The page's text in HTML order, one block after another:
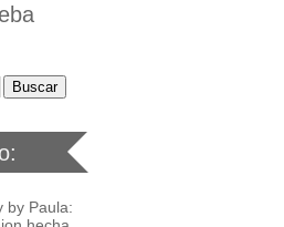
by Paula: